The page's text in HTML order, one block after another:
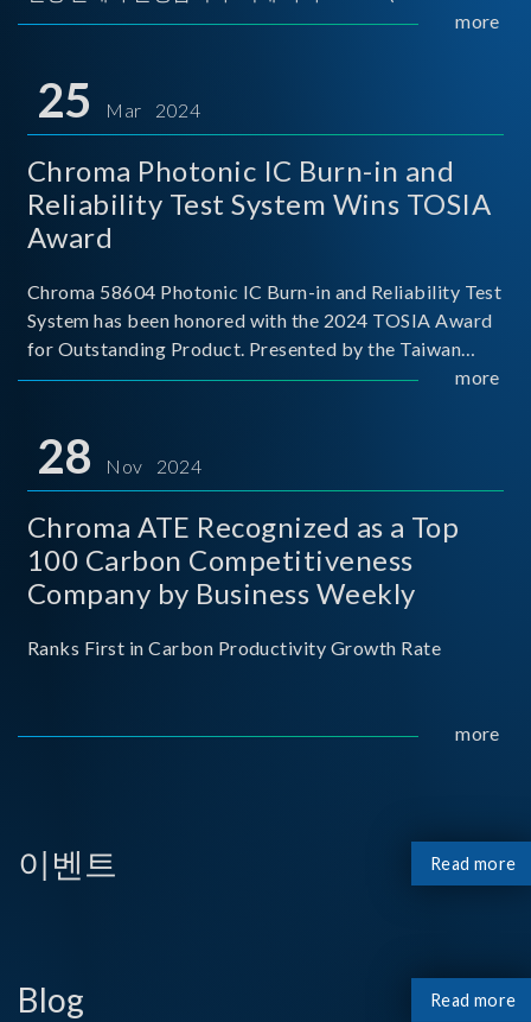
Implementers Forum)는 USB Power Delivery(PD) 전력
서는 USB PD를 지원하는 다양한 제품들이 출시되고 있
습니다. 스마트폰, 디지털 카메라, 모바일 기기, 외장 스토
리지, 노트북, 디스플레이 등에서 하나의
more
25 Mar 2024
Chroma Photonic IC Burn-in and
Reliability Test System Wins TOSIA
Award
Chroma 58604 Photonic IC Burn-in and Reliability Test
System has been honored with the 2024 TOSIA Award
for Outstanding Product. Presented by the Taiwan
Optoelectronic and Semiconductor Industry
for thei
more
28 Nov 2024
Chroma ATE Recognized as a Top
100 Carbon Competitiveness
Company by Business Weekly
Ranks First in Carbon Productivity Growth Rate
more
이벤트 Read more
Blog Read more